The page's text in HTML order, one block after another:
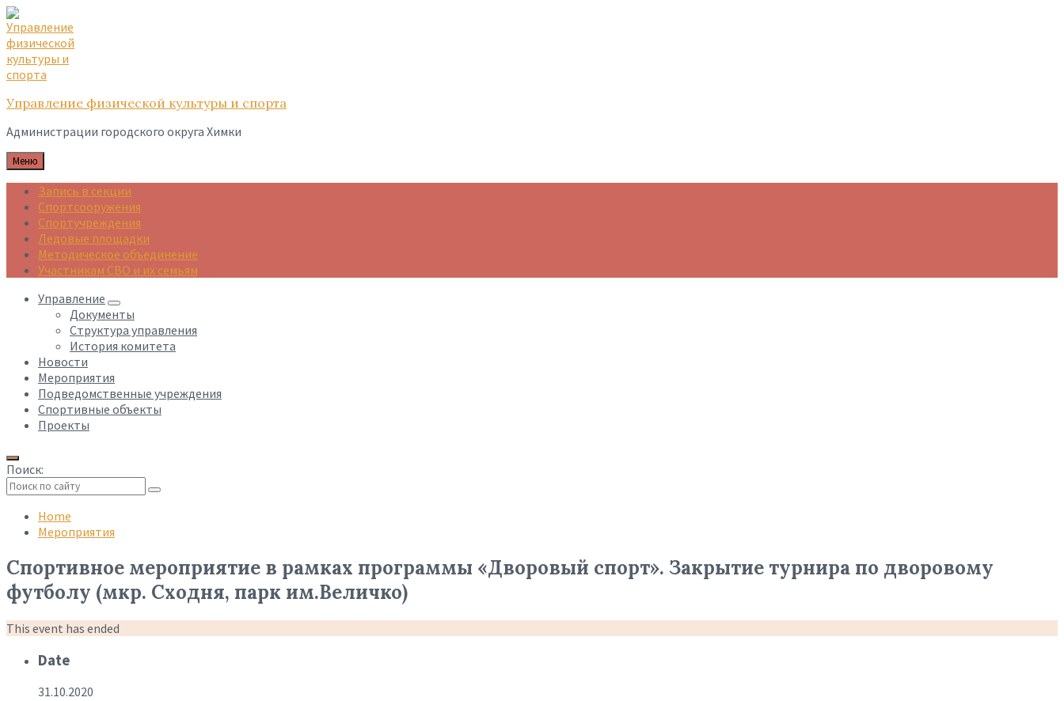
Skip
to
content
Skip
to
main
navigation
Skip
to
footer
Управление физической культуры и спорта
Администрации городского округа Химки
Меню
Запись в секции
Спортсооружения
Спортучреждения
Ледовые площадки
Методическое объединение
Участникам СВО и их семьям
Управление
Документы
Структура управления
История комитета
Новости
Мероприятия
Подведомственные учреждения
Спортивные объекты
Проекты
Поиск:
search
Home
Мероприятия
Спортивное мероприятие в рамках программы «Дворовый спорт». Закрытие турнира по дворовому
футболу (мкр. Сходня, парк им.Величко)
This event has ended
Date
31.10.2020